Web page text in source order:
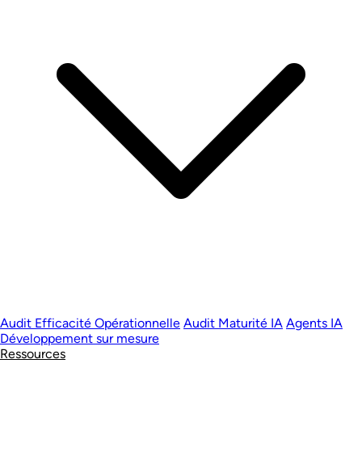
Audit Efficacité Opérationnelle Audit Maturité IA Agents IA
Développement sur mesure
Ressources